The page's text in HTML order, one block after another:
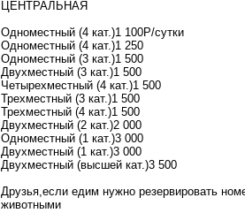
ЦЕНТРАЛЬНАЯ
Одноместный (4 кат.)1 100Р/сутки
Одноместный (4 кат.)1 250
Одноместный (3 кат.)1 500
Двухместный (3 кат.)1 500
Четырехместный (4 кат.)1 500
Трехместный (3 кат.)1 500
Трехместный (4 кат.)1 500
Двухместный (2 кат.)2 000
Одноместный (1 кат.)3 000
Двухместный (1 кат.)3 000
Двухместный (высшей кат.)3 500
Друзья,если едим нужно резервировать
животными